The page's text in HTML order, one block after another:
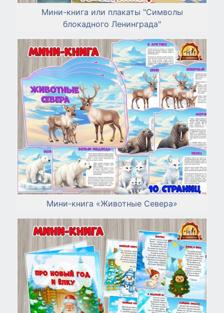
Мини-книга или плакаты "Символы
блокадного Ленинграда"
Мини-книга «Животные Севера»